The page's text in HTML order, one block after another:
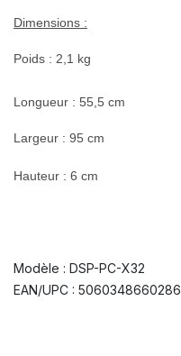
Dimensions :
Poids : 2,1 kg
Longueur : 55,5 cm
Largeur : 95 cm
Hauteur : 6 cm
Modèle : DSP-PC-X32
EAN/UPC : 5060348660286